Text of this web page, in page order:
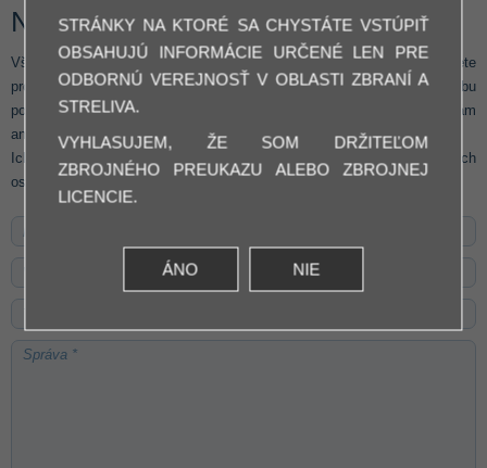
NÁM:
Všetky informácie a osobné údaje, ktoré nám dobrovoľne poskytnete
prostredníctvom on-line formulára, budú slúžiť výlučne pre potrebu
poskytnutia konkrétnej služby a nebudú ďalej poskytované tretím osobám
ani inak komerčne využívané.
Ich odoslaním vyjadrujete svoj súhlas so spracovaním a použitím Vašich
osobných údajov na vyššie uvedené účely.
STRÁNKY NA KTORÉ SA CHYSTÁTE VSTÚPIŤ
OBSAHUJÚ INFORMÁCIE URČENÉ LEN PRE
ODBORNÚ VEREJNOSŤ V OBLASTI ZBRANÍ A
STRELIVA.
VYHLASUJEM, ŽE SOM DRŽITEĽOM
ZBROJNÉHO PREUKAZU ALEBO ZBROJNEJ
LICENCIE.
ÁNO NIE